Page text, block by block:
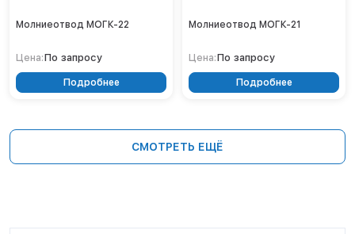
Молниеотвод МОГК-22
Цена:По запросу
Подробнее
Молниеотвод МОГК-21
Цена:По запросу
Подробнее
СМОТРЕТЬ ЕЩЁ